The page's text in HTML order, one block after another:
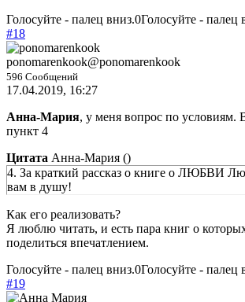
Голосуйте - палец вниз.0Голосуйте - палец
#18
ponomarenkook@ponomarenkook
596 Сообщений
17.04.2019, 16:27
Анна-Мария, у меня вопрос по условиям.
пункт 4
Цитата Анна-Мария ()
4. За краткий рассказ о книге о ЛЮБВИ
вам в душу!
Как его реализовать?
Я люблю читать, и есть пара книг о
поделиться впечатлением.
Голосуйте - палец вниз.0Голосуйте - палец
#19